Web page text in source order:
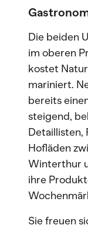
Die beiden
im oberen
kostet
mariniert.
bereits
steigend,
Detaillisten,
Hofläden
Winterthur
ihre
Sie freuen